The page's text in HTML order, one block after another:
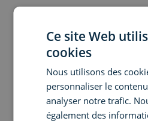
Ce site Web
cookies
Nous utilisons des
personnaliser le
analyser notre trafic.
également des